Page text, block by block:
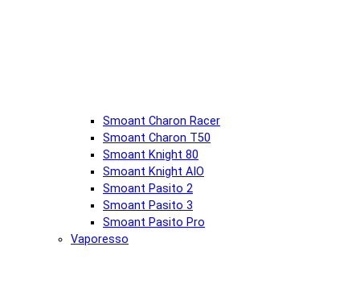
Smoant Charon Racer
Smoant Charon T50
Smoant Knight 80
Smoant Knight AIO
Smoant Pasito 2
Smoant Pasito 3
Smoant Pasito Pro
Vaporesso